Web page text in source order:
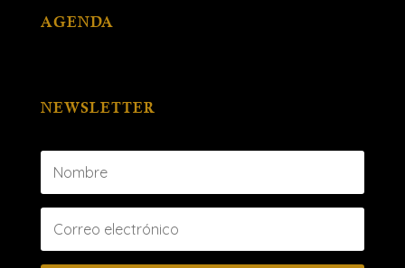
AGENDA
NEWSLETTER